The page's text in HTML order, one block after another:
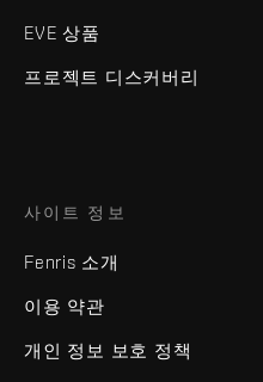
EVE 상품
프로젝트 디스커버리
사이트 정보
Fenris 소개
이용 약관
개인 정보 보호 정책